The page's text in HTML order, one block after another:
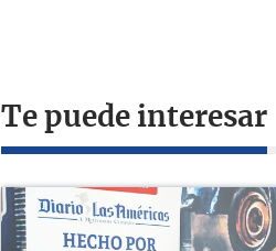
Te puede interesar